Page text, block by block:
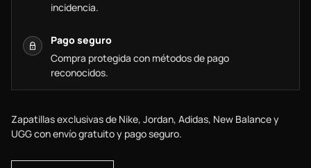
incidencia.
Pago seguro
Compra protegida con métodos de pago
reconocidos.
Zapatillas exclusivas de Nike, Jordan, Adidas, New Balance y
UGG con envío gratuito y pago seguro.